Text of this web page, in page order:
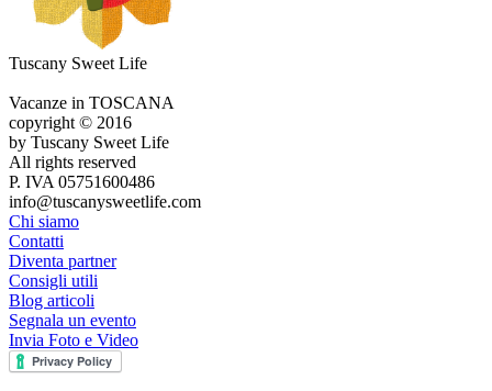
Tuscany Sweet Life
Vacanze in TOSCANA
copyright © 2016
by Tuscany Sweet Life
All rights reserved
P. IVA 05751600486
info@tuscanysweetlife.com
Chi siamo
Contatti
Diventa partner
Consigli utili
Blog articoli
Segnala un evento
Invia Foto e Video